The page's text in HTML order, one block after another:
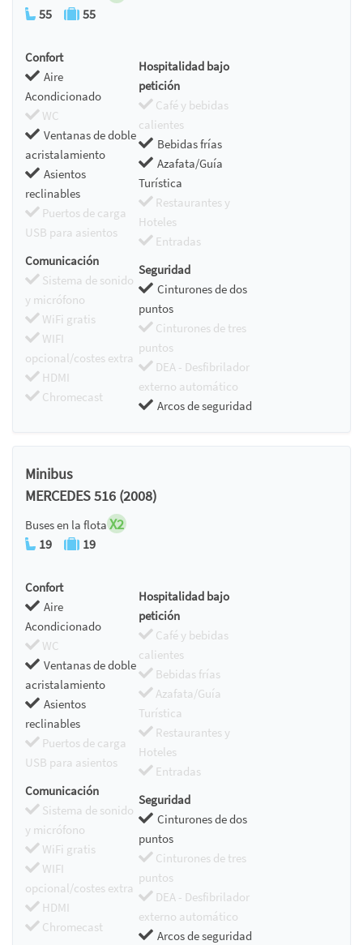
55 55
Confort
Aire
Acondicionado
WC
Ventanas de doble
acristalamiento
Asientos
reclinables
Puertos de carga
USB para asientos
Hospitalidad bajo
petición
Café y bebidas
calientes
Bebidas frías
Azafata/Guía
Turística
Restaurantes y
Hoteles
Entradas
Comunicación
Sistema de sonido
y micrófono
WiFi gratis
WIFI
opcional/costes extra
HDMI
Chromecast
Seguridad
Cinturones de dos
puntos
Cinturones de tres
puntos
DEA - Desfibrilador
externo automático
Arcos de seguridad
Minibus
MERCEDES 516 (2008)
Buses en la flota X2
19 19
Confort
Aire
Acondicionado
WC
Ventanas de doble
acristalamiento
Asientos
reclinables
Puertos de carga
USB para asientos
Hospitalidad bajo
petición
Café y bebidas
calientes
Bebidas frías
Azafata/Guía
Turística
Restaurantes y
Hoteles
Entradas
Comunicación
Sistema de sonido
y micrófono
WiFi gratis
WIFI
opcional/costes extra
HDMI
Chromecast
Seguridad
Cinturones de dos
puntos
Cinturones de tres
puntos
DEA - Desfibrilador
externo automático
Arcos de seguridad